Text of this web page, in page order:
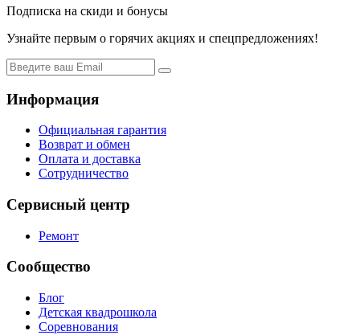
Подписка на скиди и бонусы
Узнайте первым о горячих акциях и спецпредложениях!
Информация
Официальная гарантия
Возврат и обмен
Оплата и доставка
Сотрудничество
Сервисный центр
Ремонт
Сообщество
Блог
Детская квадрошкола
Соревнования